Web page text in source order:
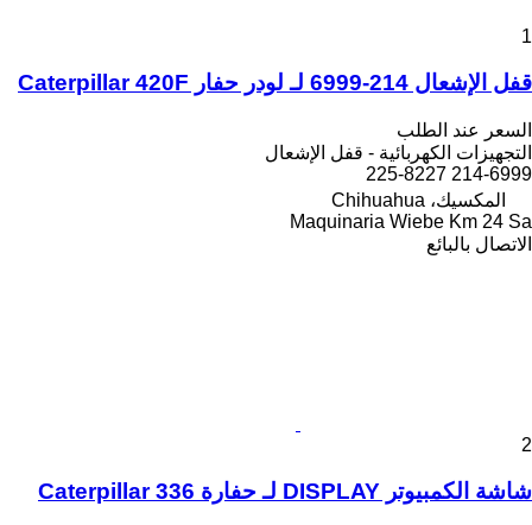
1
قفل الإشعال 214-6999 لـ لودر حفار Caterpillar 420F
السعر عند الطلب
التجهيزات الكهربائية - قفل الإشعال
214-6999 225-8227
المكسيك، Chihuahua
Maquinaria Wiebe Km 24 Sa
الاتصال بالبائع
2
شاشة الكمبيوتر DISPLAY لـ حفارة Caterpillar 336